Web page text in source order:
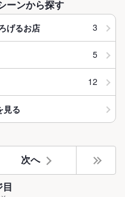
ーンから探す
げるお店 3
5
12
見る
次へ